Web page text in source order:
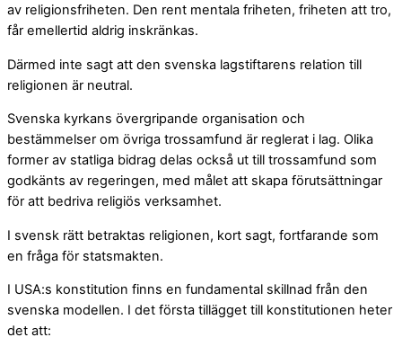
av religionsfriheten. Den rent mentala friheten, friheten att tro,
får emellertid aldrig inskränkas.
Därmed inte sagt att den svenska lagstiftarens relation till
religionen är neutral.
Svenska kyrkans övergripande organisation och
bestämmelser om övriga trossamfund är reglerat i lag. Olika
former av statliga bidrag delas också ut till trossamfund som
godkänts av regeringen, med målet att skapa förutsättningar
för att bedriva religiös verksamhet.
I svensk rätt betraktas religionen, kort sagt, fortfarande som
en fråga för statsmakten.
I USA:s konstitution finns en fundamental skillnad från den
svenska modellen. I det första tillägget till konstitutionen heter
det att: